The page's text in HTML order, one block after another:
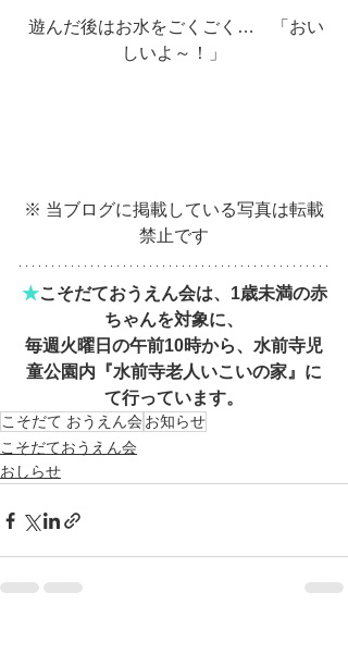
しいよ～！」
※ 当ブログに掲載している写真は転載
禁止です
★こそだておうえん会は、1歳未満の赤
ちゃんを対象に、
毎週火曜日の午前10時から、水前寺児
童公園内『水前寺老人いこいの家』に
て行っています。
こそだて おうえん会 お知らせ
こそだておうえん会
おしらせ